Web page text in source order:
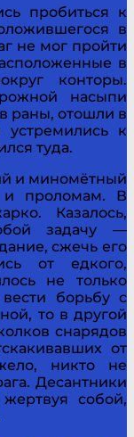
пробиться к
в
не мог пройти
в
конторы.
насыпи
раны, отошли в
устремились к
туда.
и миномётный
и проломам. В
Казалось,
задачу —
сжечь его
от едкого,
не только
борьбу с
то в другой
снарядов
от
никто не
Десантники
собой,